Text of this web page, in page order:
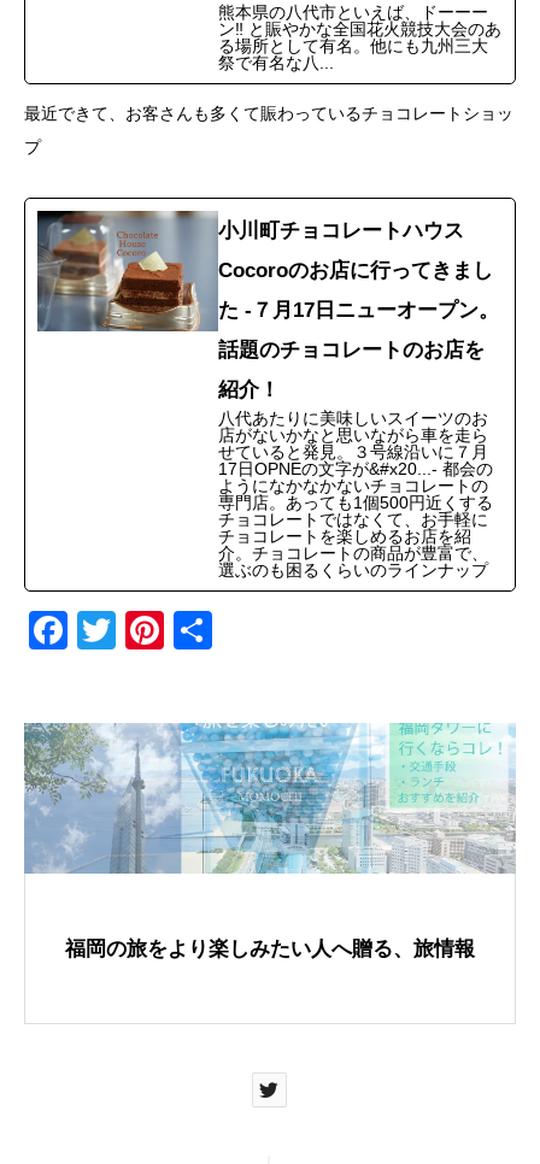
熊本県の八代市といえば、ドーーー
ン‼︎ と賑やかな全国花火競技大会のあ
る場所として有名。他にも九州三大
祭で有名な八...
最近できて、お客さんも多くて賑わっているチョコレートショッ
プ
小川町チョコレートハウス
Cocoroのお店に行ってきまし
た -７月17日ニューオープン。
話題のチョコレートのお店を
紹介！
八代あたりに美味しいスイーツのお
店がないかなと思いながら車を走ら
せていると発見。３号線沿いに７月
17日OPNEの文字が&#x20...- 都会の
ようになかなかないチョコレートの
専門店。あっても1個500円近くする
チョコレートではなくて、お手軽に
チョコレートを楽しめるお店を紹
介。チョコレートの商品が豊富で、
選ぶのも困るくらいのラインナップ
F
e
b
o
o
T
er
Pi
e
st
福岡の旅をより楽しみたい人へ贈る、旅情報